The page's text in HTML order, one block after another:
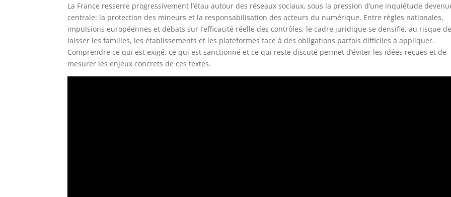
La France resserre progressivement l’étau autour des réseaux sociaux, sous la pression d’une inquiétude
centrale: la protection des mineurs et la responsabilisation des acteurs du numérique. Entre règles nationales,
impulsions européennes et débats sur l’efficacité réelle des contrôles, le cadre juridique se densifie, au risque de
laisser les familles, les établissements et les plateformes face à des obligations parfois difficiles à appliquer.
Comprendre ce qui est exigé, ce qui est sanctionné et ce qui reste discuté permet d’éviter les idées reçues et de
mesurer les enjeux concrets de ces textes.